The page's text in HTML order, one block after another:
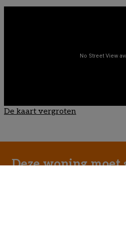
De kaart vergroten
Deze woning moet